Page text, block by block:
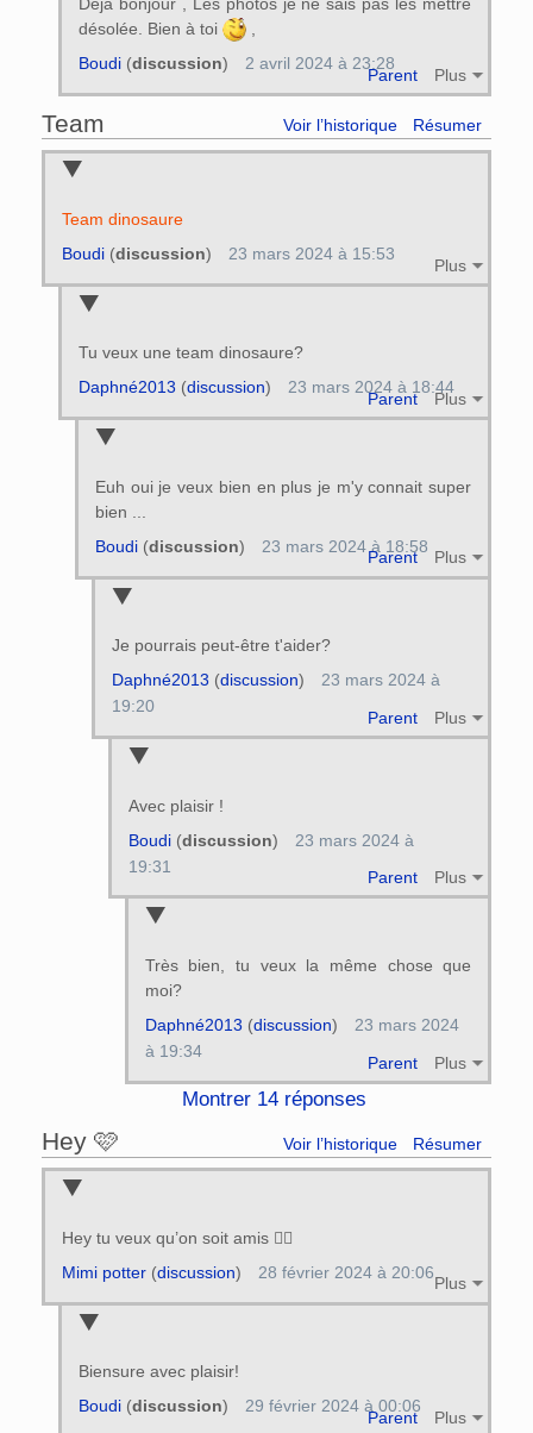
désolée. Bien à toi
,
Parent Plus
Boudi(discussion) 2 avril 2024 à 23:28
Team Voir l’historique Résumer
Team dinosaure
Plus
Boudi(discussion) 23 mars 2024 à 15:53
Tu veux une team dinosaure?
Parent Plus
Daphné2013 (discussion) 23 mars 2024 à 18:44
Euh oui je veux bien en plus je m'y connait super
bien ...
Parent Plus
Boudi(discussion) 23 mars 2024 à 18:58
Je pourrais peut-être t'aider?
Parent Plus
Daphné2013 (discussion)
23 mars 2024 à
19:20
Avec plaisir !
Parent Plus
Boudi(discussion)
23 mars 2024 à
19:31
Très bien, tu veux la même chose que
moi?
Parent Plus
Daphné2013 (discussion)
23 mars 2024
à 19:34
Montrer 14 réponses
Hey 🩷 Voir l’historique Résumer
Hey tu veux qu’on soit amis 👯‍♂️
Plus
Mimi potter(discussion) 28 février 2024 à 20:06
Biensure avec plaisir!
Parent Plus
Boudi(discussion) 29 février 2024 à 00:06